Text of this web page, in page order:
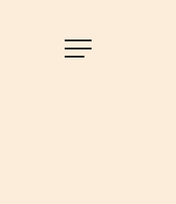
Menu